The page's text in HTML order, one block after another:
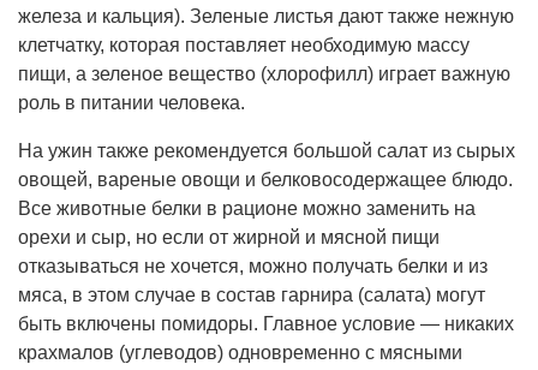
железа и кальция). Зеленые листья дают также нежную
клетчатку, которая поставляет необходимую массу
пищи, а зеленое вещество (хлорофилл) играет важную
роль в питании человека.
На ужин также рекомендуется большой салат из сырых
овощей, вареные овощи и белковосодержащее блюдо.
Все животные белки в рационе можно заменить на
орехи и сыр, но если от жирной и мясной пищи
отказываться не хочется, можно получать белки и из
мяса, в этом случае в состав гарнира (салата) могут
быть включены помидоры. Главное условие — никаких
крахмалов (углеводов) одновременно с мясными